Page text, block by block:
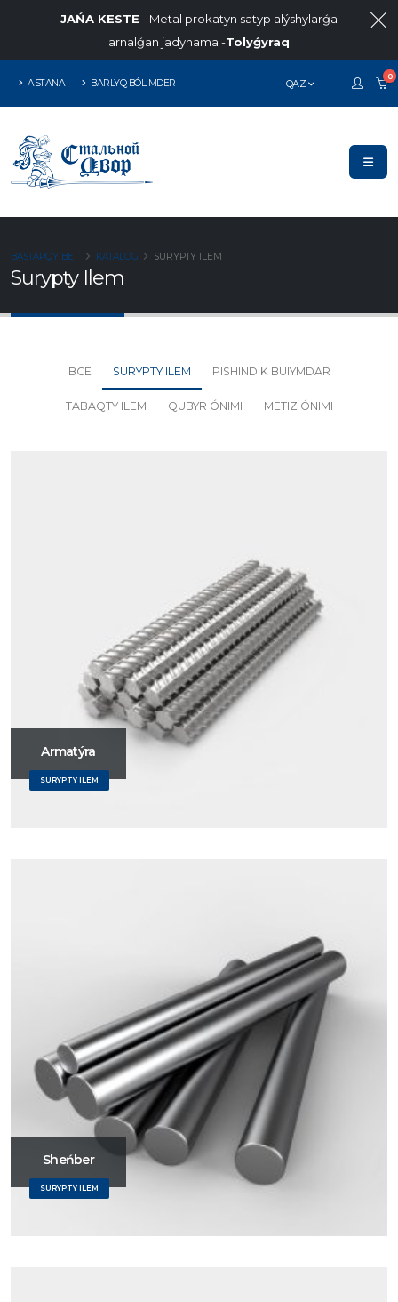
JAŃA KESTE - Metal prokatyn satyp alýshylarǵa
arnalǵan jadynama -Tolyǵyraq
ASTANA BARLYQ BÓLIMDER QAZ
0
Surypty Ilem
BASTAPQY BET KATALOG SURYPTY ILEM
ВСЕ SURYPTY ILEM PISHINDIK BUIYMDAR
TABAQTY ILEM QUBYR ÓNIMI METIZ ÓNIMI
Armatýra
SURYPTY ILEM
Sheńber
SURYPTY ILEM